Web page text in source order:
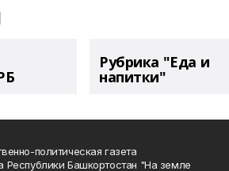
Рубрика "Еда и
напитки"
политическая газета
Республики Башкортостан "На земле